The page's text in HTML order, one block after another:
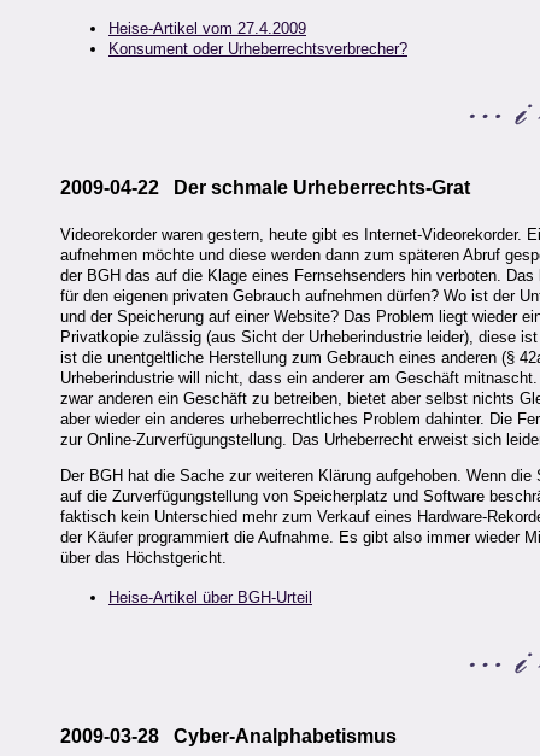
Heise-Artikel vom 27.4.2009
Konsument oder Urheberrechtsverbrecher?
2009-04-22 Der schmale Urheberrechts-Grat
Videorekorder waren gestern, heute gibt es Internet-Videorekorder.
aufnehmen möchte und diese werden dann zum späteren Abruf
der BGH das auf die Klage eines Fernsehsenders hin verboten.
für den eigenen privaten Gebrauch aufnehmen dürfen? Wo ist der
und der Speicherung auf einer Website? Das Problem liegt wieder
Privatkopie zulässig (aus Sicht der Urheberindustrie leider), diese
ist die unentgeltliche Herstellung zum Gebrauch eines anderen (§
Urheberindustrie will nicht, dass ein anderer am Geschäft
zwar anderen ein Geschäft zu betreiben, bietet aber selbst nichts
aber wieder ein anderes urheberrechtliches Problem dahinter. Die
zur Online-Zurverfügungstellung. Das Urheberrecht erweist sich
Der BGH hat die Sache zur weiteren Klärung aufgehoben. Wenn
auf die Zurverfügungstellung von Speicherplatz und Software
faktisch kein Unterschied mehr zum Verkauf eines Hardware-
der Käufer programmiert die Aufnahme. Es gibt also immer wieder
über das Höchstgericht.
Heise-Artikel über BGH-Urteil
2009-03-28 Cyber-Analphabetismus